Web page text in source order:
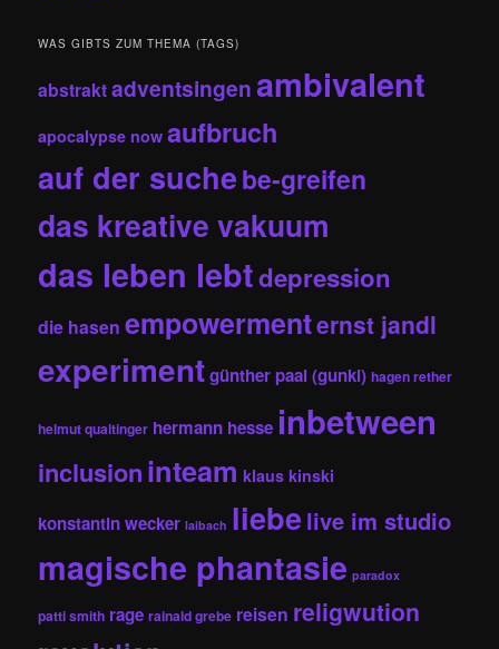
WAS GIBTS ZUM THEMA (TAGS)
abstraktadventsingenambivalent
apocalypse now aufbruch
auf der suchebe-greifen
das kreative vakuum
das leben lebtdepression
die hasen empowermenternst jandl
experimentgünther paal (gunkl) hagen rether
helmut qualtinger hermann hesse inbetween
inclusioninteam klaus kinski
konstantin wecker laibach liebelive im studio
magische phantasie paradox
patti smith rage rainald grebe reisen religwution